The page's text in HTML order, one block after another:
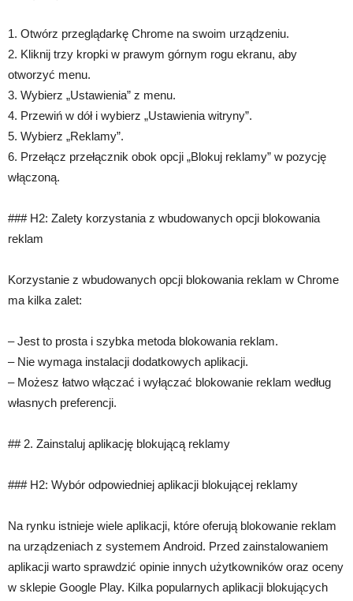
1. Otwórz przeglądarkę Chrome na swoim urządzeniu.
2. Kliknij trzy kropki w prawym górnym rogu ekranu, aby
otworzyć menu.
3. Wybierz „Ustawienia” z menu.
4. Przewiń w dół i wybierz „Ustawienia witryny”.
5. Wybierz „Reklamy”.
6. Przełącz przełącznik obok opcji „Blokuj reklamy” w pozycję
włączoną.
### H2: Zalety korzystania z wbudowanych opcji blokowania
reklam
Korzystanie z wbudowanych opcji blokowania reklam w Chrome
ma kilka zalet:
– Jest to prosta i szybka metoda blokowania reklam.
– Nie wymaga instalacji dodatkowych aplikacji.
– Możesz łatwo włączać i wyłączać blokowanie reklam według
własnych preferencji.
## 2. Zainstaluj aplikację blokującą reklamy
### H2: Wybór odpowiedniej aplikacji blokującej reklamy
Na rynku istnieje wiele aplikacji, które oferują blokowanie reklam
na urządzeniach z systemem Android. Przed zainstalowaniem
aplikacji warto sprawdzić opinie innych użytkowników oraz oceny
w sklepie Google Play. Kilka popularnych aplikacji blokujących